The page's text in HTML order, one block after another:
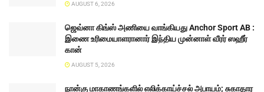
AUGUST 6, 2026
ஜெவ்னா கிங்ஸ் அணியை வாங்கியது Anchor Sport AB :
இணை உரிமையாளரானார் இந்திய முன்னாள் வீரர் ஸஹீர்
கான்
AUGUST 5, 2026
நான்கு மாகாணங்களில் எலிக்காய்ச்சல் அபாயம்; சுகாதார